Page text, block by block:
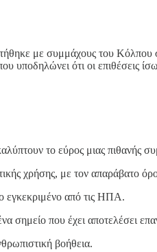
με συμμάχους του
υποδηλώνει ότι οι επιθέσεις
το εύρος μιας πιθανής
χρήσης, με τον απαράβατο
εγκεκριμένο από τις ΗΠΑ.
σημείο που έχει αποτελέσει
βοήθεια.